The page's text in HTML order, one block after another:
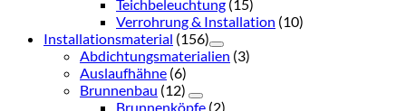
Teichbeleuchtung (15)
Verrohrung & Installation (10)
Installationsmaterial (156)
Abdichtungsmaterialien (3)
Auslaufhähne (6)
Brunnenbau (12)
Brunnenköpfe (2)